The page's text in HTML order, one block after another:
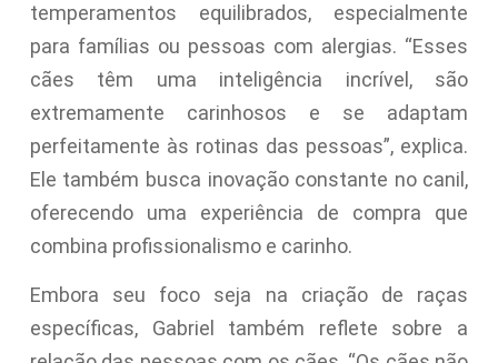
temperamentos equilibrados, especialmente
para famílias ou pessoas com alergias. “Esses
cães têm uma inteligência incrível, são
extremamente carinhosos e se adaptam
perfeitamente às rotinas das pessoas”, explica.
Ele também busca inovação constante no canil,
oferecendo uma experiência de compra que
combina profissionalismo e carinho.
Embora seu foco seja na criação de raças
específicas, Gabriel também reflete sobre a